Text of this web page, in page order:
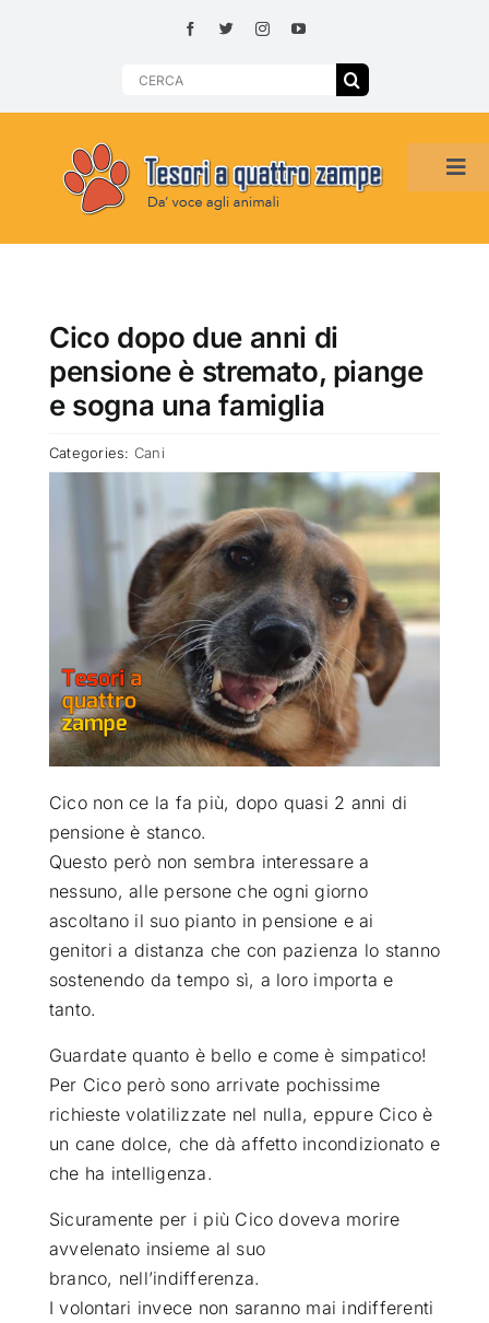
Search
HOME
SMARRITI O DA ADOTTARE
ADOTTATI O RITROVATI
CHI SIAMO
RUBRICHE
SEMPRE CON ME
Cico dopo due anni di
pensione è stremato, piange
e sogna una famiglia
Categories: Cani
Cico non ce la fa più, dopo quasi 2 anni di
pensione è stanco.
Questo però non sembra interessare a
nessuno, alle persone che ogni giorno
ascoltano il suo pianto in pensione e ai
genitori a distanza che con pazienza lo stanno
sostenendo da tempo sì, a loro importa e
tanto.
Guardate quanto è bello e come è simpatico!
Per Cico però sono arrivate pochissime
richieste volatilizzate nel nulla, eppure Cico è
un cane dolce, che dà affetto incondizionato e
che ha intelligenza.
Sicuramente per i più Cico doveva morire
avvelenato insieme al suo
branco, nell’indifferenza.
I volontari invece non saranno mai indifferenti